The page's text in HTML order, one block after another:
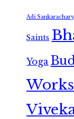
Adi
Saints
Yoga